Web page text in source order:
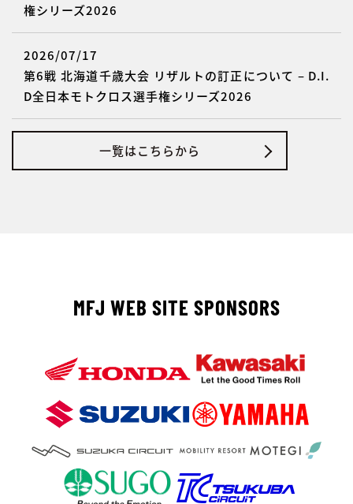
権シリーズ2026
2026/07/17
第6戦 北海道千歳大会 リザルトの訂正について – D.I.
D全日本モトクロス選手権シリーズ2026
一覧はこちらから
MFJ WEB SITE SPONSORS